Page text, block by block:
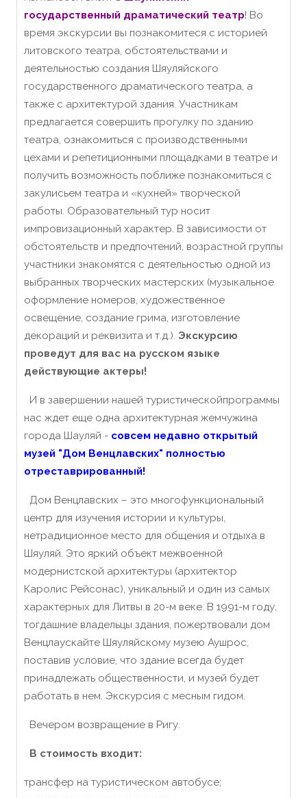
государственный драматический театр! Во
время экскурсии вы познакомитеся с историей
литовского театра, обстоятельствами и
деятельностью создания Шяуляйского
государственного драматического театра, а
также с архитектурой здания. Участникам
предлагается совершить прогулку по зданию
театра, ознакомиться с производственными
цехами и репетиционными площадками в театре и
получить возможность поближе познакомиться с
закулисьем театра и «кухней» творческой
работы. Образовательный тур носит
импровизационный характер. В зависимости от
обстоятельств и предпочтений, возрастной группы
участники знакомятся с деятельностью одной из
выбранных творческих мастерских (музыкальное
оформление номеров, художественное
освещение, создание грима, изготовление
декораций и реквизита и т.д.). Экскурсию
проведут для вас на русском языке
действующие актеры!
И в завершении нашей туристическойпрограммы
нас ждет еще одна архитектурная жемчужина
города Шауляй - совсем недавно открытый
музей "Дом Венцлавских" полностью
отреставрированный!
Дом Венцлавских – это многофункциональный
центр для изучения истории и культуры,
нетрадиционное место для общения и отдыха в
Шяуляй. Это яркий объект межвоенной
модернистской архитектуры (архитектор
Каролис Рейсонас), уникальный и один из самых
характерных для Литвы в 20-м веке. В 1991-м году,
тогдашние владельцы здания, пожертвовали дом
Венцлаускайте Шяуляйскому музею Аушрос,
поставив условие, что здание всегда будет
принадлежать общественности, и музей будет
работать в нем. Экскурсия с месным гидом.
Вечером возвращение в Ригу.
В стоимость входит:
трансфер на туристическом автобусе;